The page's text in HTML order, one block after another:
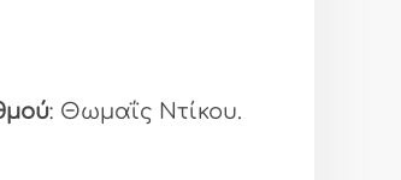
: Θωμαΐς Ντίκου.